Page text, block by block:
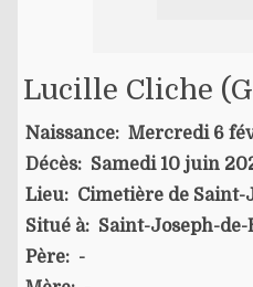
Lucille Cliche
Naissance: Mercredi 6
Décès: Samedi 10 juin
Lieu: Cimetière de Saint-
Situé à: Saint-Joseph-de-
Père: -